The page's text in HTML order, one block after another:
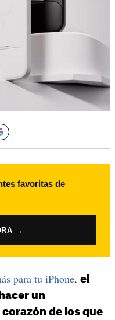
favoritas de
→
para tu iPhone, el
un
de los que